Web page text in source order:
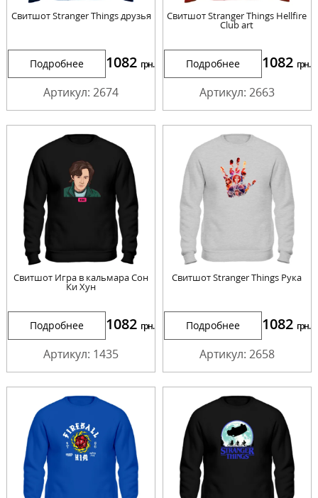
Свитшот Stranger Things друзья
Подробнее 1082 грн.
Артикул: 2674
Свитшот Stranger Things Hellfire
Club art
Подробнее 1082 грн.
Артикул: 2663
Свитшот Игра в кальмара Сон
Ки Хун
Подробнее 1082 грн.
Артикул: 1435
Свитшот Stranger Things Рука
Подробнее 1082 грн.
Артикул: 2658